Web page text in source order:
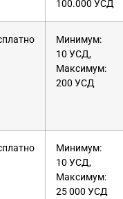
100.000 УСД
Минимум:
10 УСД,
Максимум:
200 УСД
Минимум:
10 УСД,
Максимум:
25 000 УСД